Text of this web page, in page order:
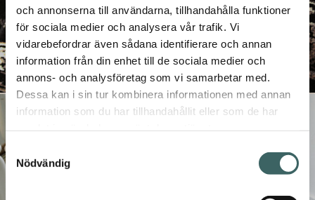
och annonserna till användarna, tillhandahålla funktioner
för sociala medier och analysera vår trafik. Vi
vidarebefordrar även sådana identifierare och annan
information från din enhet till de sociala medier och
annons- och analysföretag som vi samarbetar med.
Dessa kan i sin tur kombinera informationen med annan
information som du har tillhandahållit eller som de har
Samtyckesval
Nödvändig
Prenumerera på våra utskick
Vill du få inbjudningar till våra events och
någon fin produktnyhet – allt levererat direkt till
din mailkorg? Såklart du vill! Fyll bara i din e-
helst avregistrera dig, ifall du nu skulle ångra